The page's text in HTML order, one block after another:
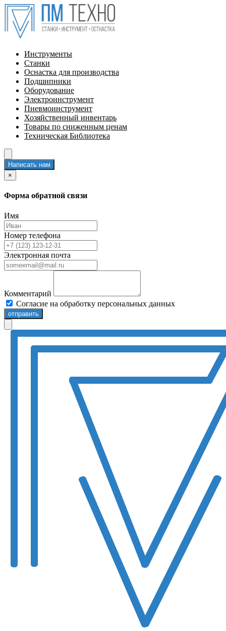
Инструменты
Станки
Оснастка для производства
Подшипники
Оборудование
Электроинструмент
Пневмоинструмент
Хозяйственный инвентарь
Товары по сниженным ценам
Техническая Библиотека
Написать нам
×
Форма обратной связи
Имя
Номер телефона
Электронная почта
Комментарий
Согласие на обработку персональных данных
отправить